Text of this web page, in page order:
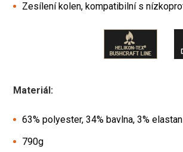
Zesílení kolen, kompatibilní s
Materiál:
63% polyester, 34% bavlna, 3% elastan
790g